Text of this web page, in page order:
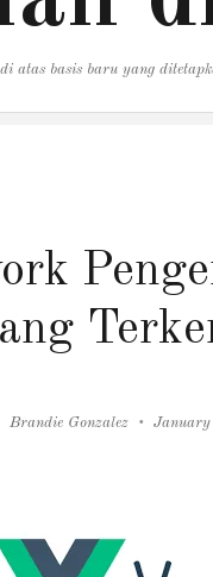
atas basis baru yang
Author
Brandie Gonzalez
Posted